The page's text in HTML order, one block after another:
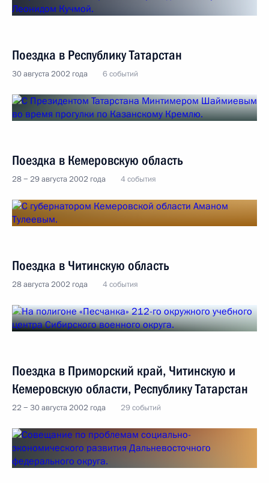
Поездка в Республику Татарстан
30 августа 2002 года 6 событий
Поездка в Кемеровскую область
28 − 29 августа 2002 года 4 события
Поездка в Читинскую область
28 августа 2002 года 4 события
Поездка в Приморский край, Читинскую и
Кемеровскую области, Республику Татарстан
22 − 30 августа 2002 года 29 событий